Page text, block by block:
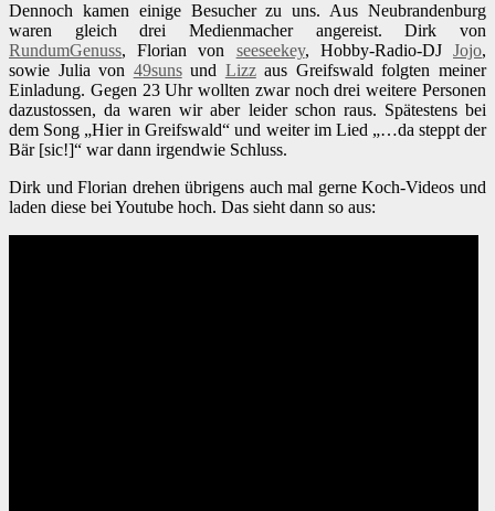
Dennoch kamen einige Besucher zu uns. Aus Neubrandenburg
waren gleich drei Medienmacher angereist. Dirk von
RundumGenuss, Florian von seeseekey, Hobby-Radio-DJJojo,
sowie Julia von 49sunsund Lizzaus Greifswald folgten meiner
Einladung. Gegen 23 Uhr wollten zwar noch drei weitere Personen
dazustossen, da waren wir aber leider schon raus. Spätestens bei
dem Song „Hier in Greifswald“ und weiter im Lied „…da steppt der
Bär [sic!]“ war dann irgendwie Schluss.
Dirk und Florian drehen übrigens auch mal gerne Koch-Videos und
laden diese bei Youtube hoch. Das sieht dann so aus: